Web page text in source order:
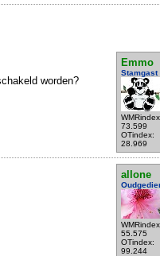
Emmo
Stamgast
73.599
OTindex:
28.969
worden?
allone
55.575
OTindex:
99.244